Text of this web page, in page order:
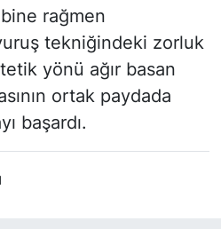
rağmen
tekniğindeki zorluk
yönü ağır basan
ortak paydada
başardı.